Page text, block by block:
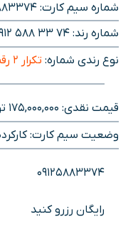
شماره سیم کارت: 09125883374
شماره رند: 588 33 74
نوع رندی شماره: تکرار ۲ رقم یکی
قیمت نقدی: 175,000,000 تومان
وضعیت سیم کارت:
09125883374
رایگان رزرو کنید